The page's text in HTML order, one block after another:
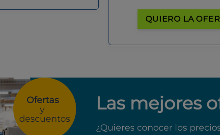
QUIERO LA
Ofertas
y
descuentos
Las mejores
¿Quieres conocer los